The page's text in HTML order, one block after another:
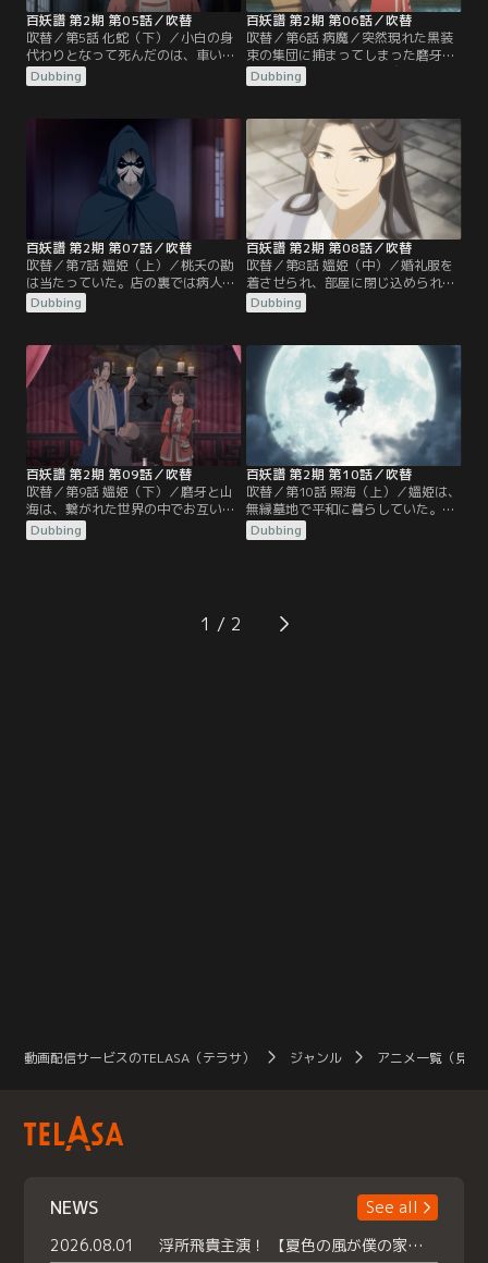
百妖譜 第2期 第05話／吹替
吹替／第5話 化蛇（下）／小白の身
代わりとなって死んだのは、車いす
の僧侶、覚悔（かくかい）であっ
た。彼の真の姿は“化蛇（かだ）”と
中にある化蛇の妖気につられてやっ
てきたことで、二つの妖気が合わさ
り、鹿門山に水害が起こっていたと
いう。覚悔は桃夭に、妖怪退治の日
に自身を殺すよう頼み、過去を語り
Dubbing
百妖譜 第2期 第06話／吹替
吹替／第6話 病魔／突然現れた黒装
束の集団に捕まってしまった磨牙と
グングン。真珠二つとの交換条件を
出された桃夭は、なんとあっさり承
でいる様子を見た柳公子は怒り、助
けに行くよう説得して二人は天水の
町へと向かった。活気に溢れている
市（いち）では様々な香料や食べ物
の香りがするが、どこからか怪しい
匂いも漂っている。
Dubbing
百妖譜 第2期 第07話／吹替
吹替／第7話 媼姫（上）／桃夭の勘
は当たっていた。店の裏では病人の
人身売買が行われ、買われた人たち
は温家に行くというのだ。磨牙たち
桃夭と柳公子は、運ばれていく病人
たちに紛れて温家に忍び込むこと
に。ただならぬ香りと強い霊気で溢
れているその場所には、美しい夫人
が住んでいた。
Dubbing
百妖譜 第2期 第08話／吹替
吹替／第8話 媼姫（中）／婚礼服を
着させられ、部屋に閉じ込められて
いた磨牙と温家の娘、山海（さんか
い）。二人は協力して部屋からの脱
天水の町の市のような場所だった。
山海は記憶を辿って、かつての想い
人、若麟（じゃく・りん）と過ごし
た学問所へと向かう。過去に駆け落
ちしようとするも叶わず…。
Dubbing
百妖譜 第2期 第09話／吹替
吹替／第9話 媼姫（下）／磨牙と山
海は、繋がれた世界の中でお互いの
過去を語り合っていた。穏やかな空
間が広がっていたのも束の間、山海
山海の負の感情が増していくほど、
怪物も強くなっていくのだった。磨
Dubbing
百妖譜 第2期 第10話／吹替
吹替／第10話 照海（上）／媼姫は、
無縁墓地で平和に暮らしていた。し
かしある日、その地で一番と名高い
妖怪退治の術師、驚蟄（きょうちゅ
う。必死に命乞いをする彼女に、驚
蟄は優しく、酒は飲めるかと尋ねる
Dubbing
1
動画配信サービスのTELASA（テラサ） ジャンル アニメ一覧（見放
NEWS
See all
2026.08.01
浮所飛貴主演！ 【夏色の風が僕の家にやってきた】 本日よりテラサで独占配信スタート！